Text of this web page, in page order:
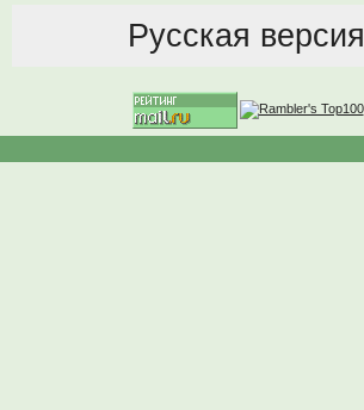
Русская версия